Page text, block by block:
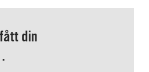
din